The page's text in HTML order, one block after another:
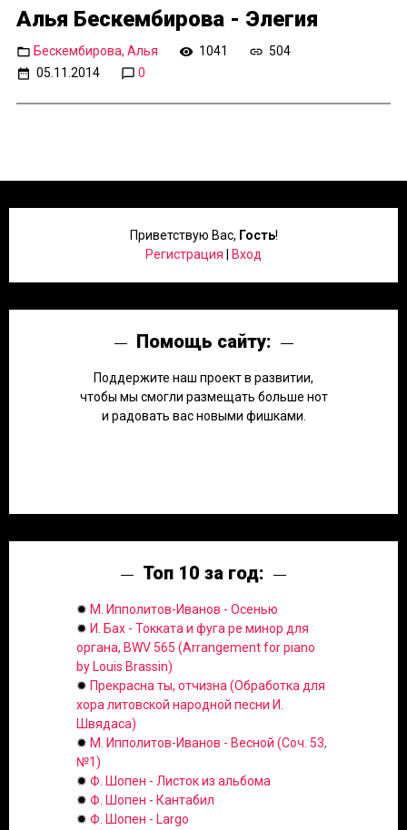
Алья Бескембирова - Элегия
Бескембирова, Алья 1041
504
05.11.2014
0
Приветствую Вас, Гость!
Регистрация
Вход
Помощь сайту:
Поддержите наш проект в развитии,
чтобы мы смогли размещать больше нот
и радовать вас новыми фишками.
Топ 10 за год:
✹ М. Ипполитов-Иванов - Осенью
✹ И. Бах - Токката и фуга ре минор для
органа, BWV 565 (Arrangement for piano
by Louis Brassin)
✹ Прекрасна ты, отчизна (Обработка для
хора литовской народной песни И.
Швядаса)
✹ М. Ипполитов-Иванов - Весной (Соч. 53,
№1)
✹ Ф. Шопен - Листок из альбома
✹ Ф. Шопен - Кантабил
✹ Ф. Шопен - Largo